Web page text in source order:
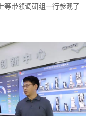
等带领调研组一行参观了